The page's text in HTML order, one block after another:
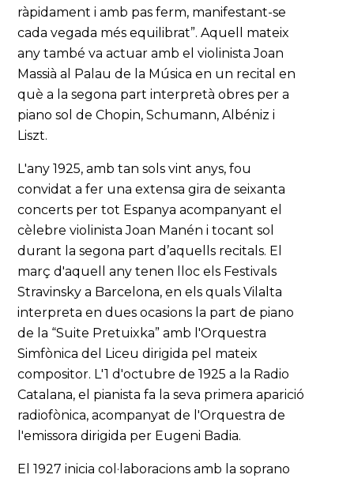
ràpidament i amb pas ferm, manifestant-se
cada vegada més equilibrat”. Aquell mateix
any també va actuar amb el violinista Joan
Massià al Palau de la Música en un recital en
què a la segona part interpretà obres per a
piano sol de Chopin, Schumann, Albéniz i
Liszt.
L'any 1925, amb tan sols vint anys, fou
convidat a fer una extensa gira de seixanta
concerts per tot Espanya acompanyant el
cèlebre violinista Joan Manén i tocant sol
durant la segona part d’aquells recitals. El
març d'aquell any tenen lloc els Festivals
Stravinsky a Barcelona, en els quals Vilalta
interpreta en dues ocasions la part de piano
de la “Suite Pretuixka” amb l'Orquestra
Simfònica del Liceu dirigida pel mateix
compositor. L'1 d'octubre de 1925 a la Radio
Catalana, el pianista fa la seva primera aparició
radiofònica, acompanyat de l'Orquestra de
l'emissora dirigida per Eugeni Badia.
El 1927 inicia col·laboracions amb la soprano